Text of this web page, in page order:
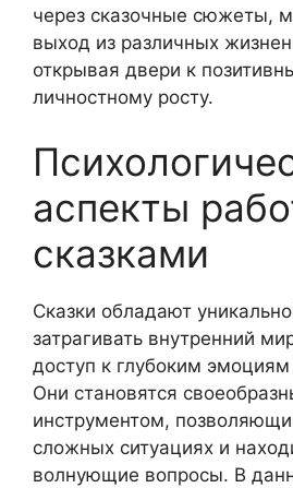
через сказочные сюжеты,
выход из различных
открывая двери к
личностному росту.
аспекты
сказками
Сказки обладают
затрагивать внутренний
доступ к глубоким
Они становятся
инструментом,
сложных ситуациях и
волнующие вопросы. В